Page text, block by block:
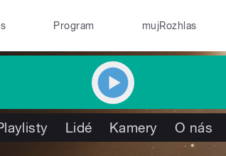
Program mujRozhlas
Lidé Kamery O nás